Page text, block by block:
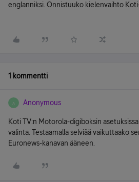
englanniksi. Onnistuuko kielenvaihto
1 kommentti
A Anonymous
Koti TV:n Motorola-digiboksin
valinta. Testaamalla selviää vaikuttaako
Euronews-kanavan ääneen.